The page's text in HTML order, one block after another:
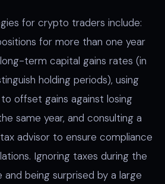
for crypto traders include:
for more than one year
term capital gains rates (in
holding periods), using
offset gains against losing
same year, and consulting a
advisor to ensure compliance
Ignoring taxes during the
being surprised by a large